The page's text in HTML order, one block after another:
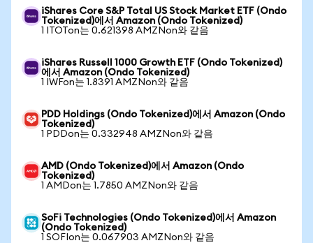
iShares Core S&P Total US Stock Market ETF (Ondo
Tokenized)에서 Amazon (Ondo Tokenized)
1 ITOTon는 0.621398 AMZNon와 같음
iShares Russell 1000 Growth ETF (Ondo Tokenized)
에서 Amazon (Ondo Tokenized)
1 IWFon는 1.8391 AMZNon와 같음
PDD Holdings (Ondo Tokenized)에서 Amazon (Ondo
Tokenized)
1 PDDon는 0.332948 AMZNon와 같음
AMD (Ondo Tokenized)에서 Amazon (Ondo
Tokenized)
1 AMDon는 1.7850 AMZNon와 같음
SoFi Technologies (Ondo Tokenized)에서 Amazon
(Ondo Tokenized)
1 SOFIon는 0.067903 AMZNon와 같음